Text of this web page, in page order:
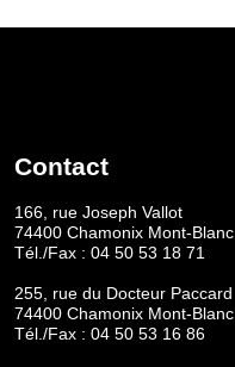
Contact
166, rue Joseph Vallot
74400 Chamonix Mont-Blanc
Tél./Fax : 04 50 53 18 71
255, rue du Docteur Paccard
74400 Chamonix Mont-Blanc
Tél./Fax : 04 50 53 16 86